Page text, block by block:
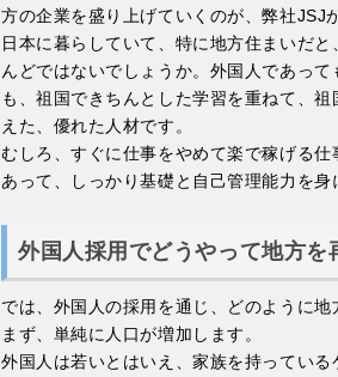
方の企業を盛り上げていくのが、弊社JSJ
日本に暮らしていて、特に地方住まいだ
んどではないでしょうか。外国人であっ
も、祖国できちんとした学習を重ねて、
えた、優れた人材です。
むしろ、すぐに仕事をやめて楽で稼げる
あって、しっかり基礎と自己管理能力を
外国人採用でどうやって地方を
では、外国人の採用を通じ、どのように地
まず、単純に人口が増加します。
外国人は若いとはいえ、家族を持ってい